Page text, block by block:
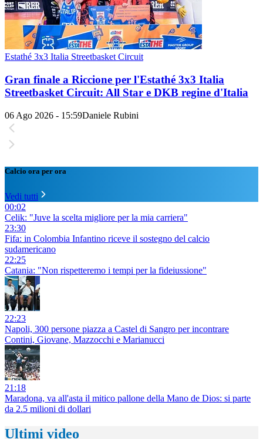
Estathé 3x3 Italia Streetbasket Circuit
Gran finale a Riccione per l'Estathé 3x3 Italia
Streetbasket Circuit: All Star e DKB regine d'Italia
06 Ago 2026 - 15:59Daniele Rubini
Calcio ora per ora
Vedi tutti
00:02
Celik: "Juve la scelta migliore per la mia carriera"
23:30
Fifa: in Colombia Infantino riceve il sostegno del calcio
sudamericano
22:25
Catania: "Non rispetteremo i tempi per la fideiussione"
22:23
Napoli, 300 persone piazza a Castel di Sangro per incontrare
Contini, Giovane, Mazzocchi e Marianucci
21:18
Maradona, va all'asta il mitico pallone della Mano de Dios: si parte
da 2.5 milioni di dollari
Ultimi video